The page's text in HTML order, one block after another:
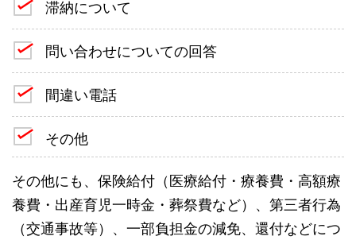
滞納について
問い合わせについての回答
間違い電話
その他
その他にも、保険給付（医療給付・療養費・高額療
養費・出産育児一時金・葬祭費など）、第三者行為
（交通事故等）、一部負担金の減免、還付などにつ